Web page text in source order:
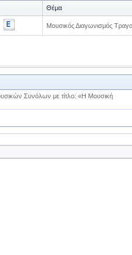
Θέμα
Μουσικός Διαγωνισμός
Συνόλων με τίτλο: «Η Μουσική